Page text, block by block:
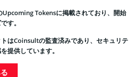
Tokensに掲載されており、開始
す。
はCoinsultの監査済みであり、セキュリテ
提供しています。